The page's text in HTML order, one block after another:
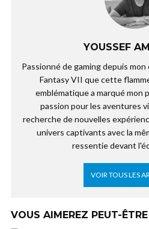
YOUSSEF
Passionné de gaming depuis
Fantasy VII que cette
emblématique a marqué mon
passion pour les aventures
recherche de nouvelles
univers captivants avec la
ressentie devant
VOIR TOUS LES
VOUS AIMEREZ PEUT-